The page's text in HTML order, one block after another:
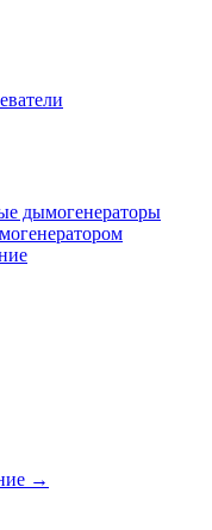
дымогенераторы
→